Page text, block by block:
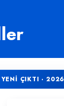
YENİ ÇIKTI · 2026